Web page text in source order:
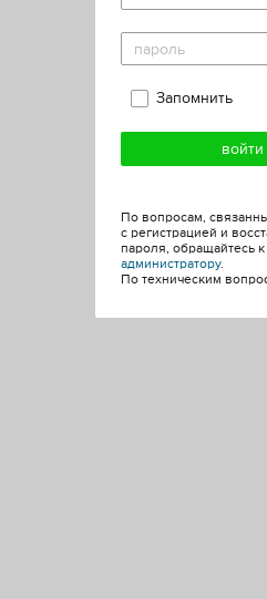
Запомнить
По вопросам,
с регистрацией и
пароля, обращайтесь
администратору.
По техническим